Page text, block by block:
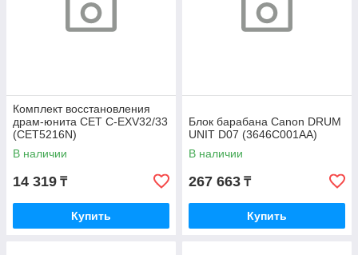
Комплект восстановления
драм-юнита CET C-EXV32/33
(CET5216N)
В наличии
14 319 ₸
Купить
Блок барабана Canon DRUM
UNIT D07 (3646C001AA)
В наличии
267 663 ₸
Купить